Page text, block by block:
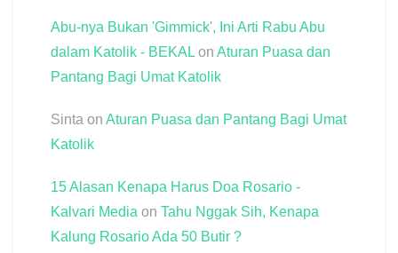
Abu-nya Bukan 'Gimmick', Ini Arti Rabu Abu
dalam Katolik - BEKALon Aturan Puasa dan
Pantang Bagi Umat Katolik
Sinta on Aturan Puasa dan Pantang Bagi Umat
Katolik
15 Alasan Kenapa Harus Doa Rosario -
Kalvari Media on Tahu Nggak Sih, Kenapa
Kalung Rosario Ada 50 Butir ?